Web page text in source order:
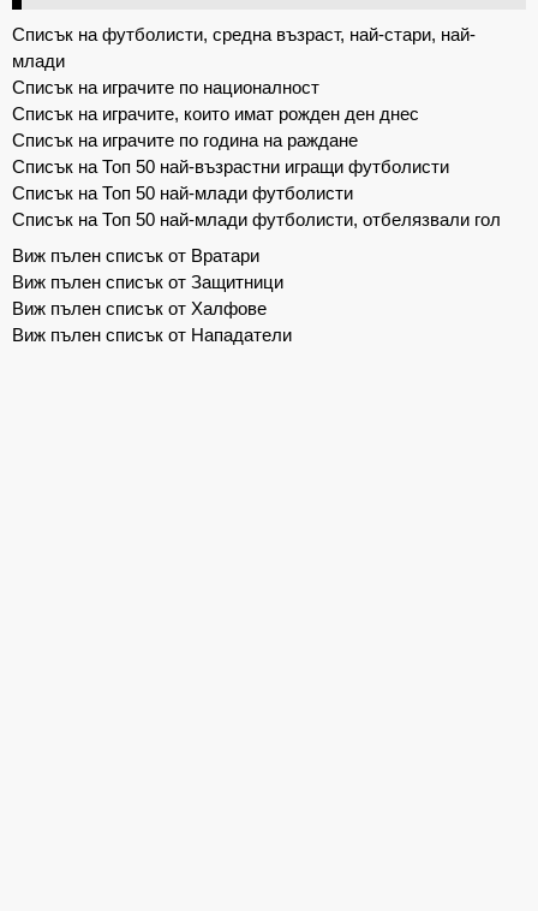
Списък на футболисти, средна възраст, най-стари, най-
млади
Списък на играчите по националност
Списък на играчите, които имат рожден ден днес
Списък на играчите по година на раждане
Списък на Топ 50 най-възрастни игращи футболисти
Списък на Топ 50 най-млади футболисти
Списък на Топ 50 най-млади футболисти, отбелязвали гол
Виж пълен списък от Вратари
Виж пълен списък от Защитници
Виж пълен списък от Халфове
Виж пълен списък от Нападатели